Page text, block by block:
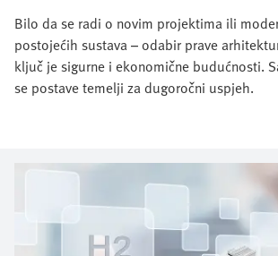
Bilo da se radi o novim projektima ili
postojećih sustava – odabir prave
ključ je sigurne i ekonomične budućnosti.
se postave temelji za dugoročni uspjeh.